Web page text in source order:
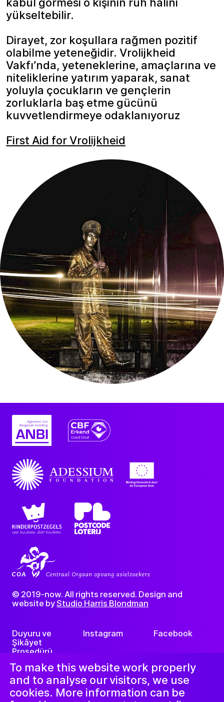
kabul görmesi o kişinin ruh halini
yükseltebilir.
Dirayet, zor koşullara rağmen pozitif
olabilme yeteneğidir. Vrolijkheid
Vakfı’nda, yeteneklerine, amaçlarına ve
niteliklerine yatırım yaparak, sanat
yoluyla çocukların ve gençlerin
zorluklarla baş etme gücünü
kuvvetlendirmeye odaklanıyoruz
First Aid for Vrolijkheid
To make this website work properly
and to analyse our visitors, we use
cookies. More information can be
Duyuru ve
Şikâyet
Prosedürü
Instagram Facebook
LinkedIn Nieuwsbrief
© 2019-now. All rights reserved. Design and
website byStudio Harris Blondman